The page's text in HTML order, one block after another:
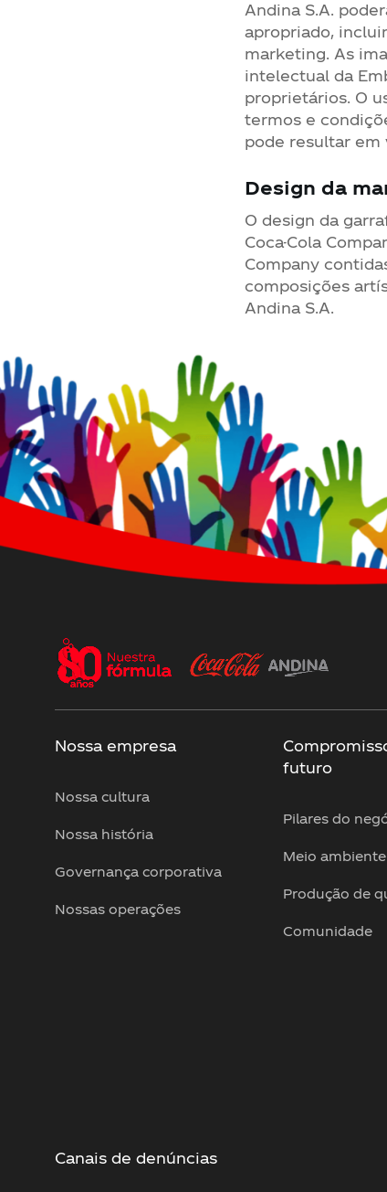
Andina S.A.
apropriado,
marketing. As
intelectual da
proprietários. O
termos e
pode resultar em
Design da
O design da
Coca-Cola
Company
composições
Andina S.A.
Nossa empresa
Nossa cultura
Nossa história
Governança corporativa
Nossas operações
futuro
Pilares do
Meio ambiente
Produção de
Comunidade
Canais de denúncias